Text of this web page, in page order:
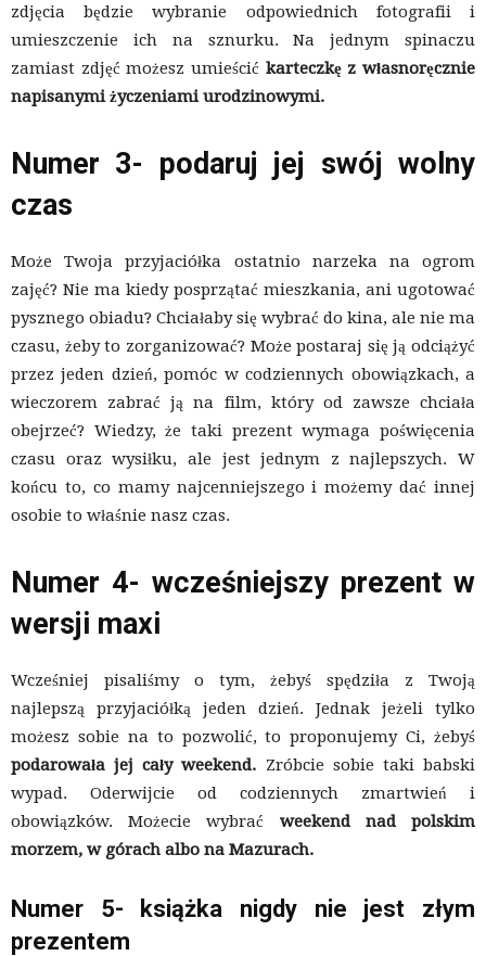
zdjęcia będzie wybranie odpowiednich fotografii i
umieszczenie ich na sznurku. Na jednym spinaczu
zamiast zdjęć możesz umieścić karteczkę z własnoręcznie
napisanymi życzeniami urodzinowymi.
Numer 3- podaruj jej swój wolny
czas
Może Twoja przyjaciółka ostatnio narzeka na ogrom
zajęć? Nie ma kiedy posprzątać mieszkania, ani ugotować
pysznego obiadu? Chciałaby się wybrać do kina, ale nie ma
czasu, żeby to zorganizować? Może postaraj się ją odciążyć
przez jeden dzień, pomóc w codziennych obowiązkach, a
wieczorem zabrać ją na film, który od zawsze chciała
obejrzeć? Wiedzy, że taki prezent wymaga poświęcenia
czasu oraz wysiłku, ale jest jednym z najlepszych. W
końcu to, co mamy najcenniejszego i możemy dać innej
osobie to właśnie nasz czas.
Numer 4- wcześniejszy prezent w
wersji maxi
Wcześniej pisaliśmy o tym, żebyś spędziła z Twoją
najlepszą przyjaciółką jeden dzień. Jednak jeżeli tylko
możesz sobie na to pozwolić, to proponujemy Ci, żebyś
podarowała jej cały weekend. Zróbcie sobie taki babski
wypad. Oderwijcie od codziennych zmartwień i
obowiązków. Możecie wybrać weekend nad polskim
morzem, w górach albo na Mazurach.
Numer 5- książka nigdy nie jest złym
prezentem